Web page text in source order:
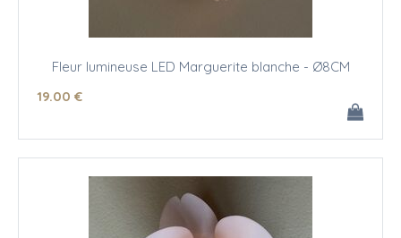
Fleur lumineuse LED Marguerite blanche - Ø8CM
19.00 €